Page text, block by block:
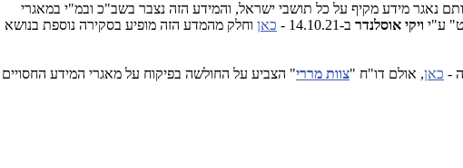
הנוספים שבאמצעותם נאגר מידע מקיף על כל תושבי ישראל, והמידע הזה נצבר בשב"כ ובמ"י במאגרי
ע"י ויקי אוסלנדר ב-14.10.21 - כאן וחלק מהמדע הזה מופיע בסקירה נוספת בנושא
- כאן, אולם דו"ח "צוות מררי" הצביע על החולשה בפיקוח על מאגרי המידע החסויים